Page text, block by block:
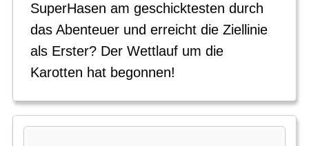
SuperHasen am geschicktesten durch
das Abenteuer und erreicht die Ziellinie
als Erster? Der Wettlauf um die
Karotten hat begonnen!